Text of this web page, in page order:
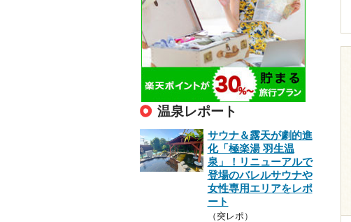
温泉レポート
サウナ＆露天が劇的進
化「極楽湯 羽生温
泉」！リニューアルで
登場のバレルサウナや
女性専用エリアをレポ
ート
（突レポ）